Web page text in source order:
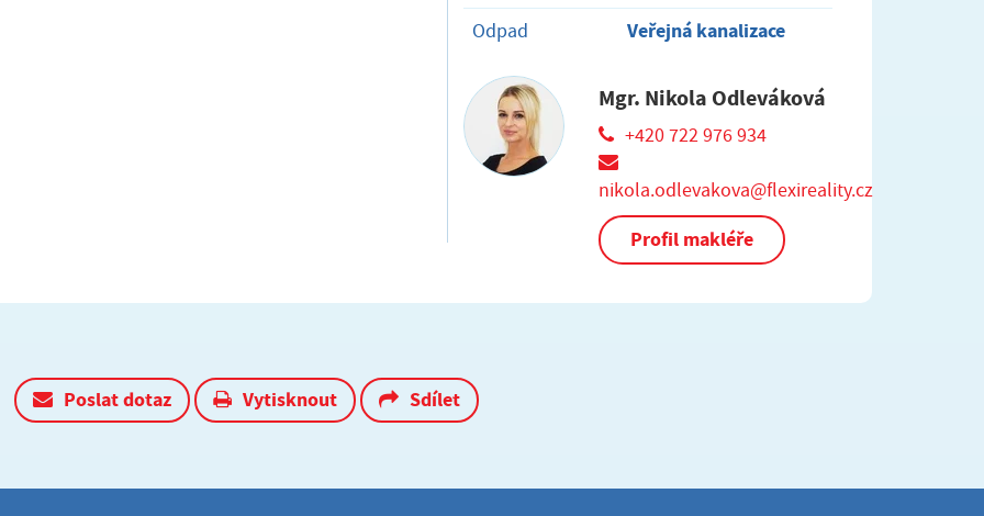
Odpad Veřejná kanalizace
Mgr. Nikola Odleváková
+420 722 976 934
nikola.odlevakova@flexireality.cz
Profil makléře
Poslat dotaz Vytisknout Sdílet